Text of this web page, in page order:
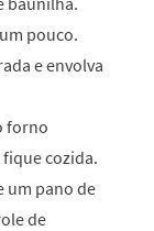
pouco.
e envolva
forno
cozida.
um pano de
de